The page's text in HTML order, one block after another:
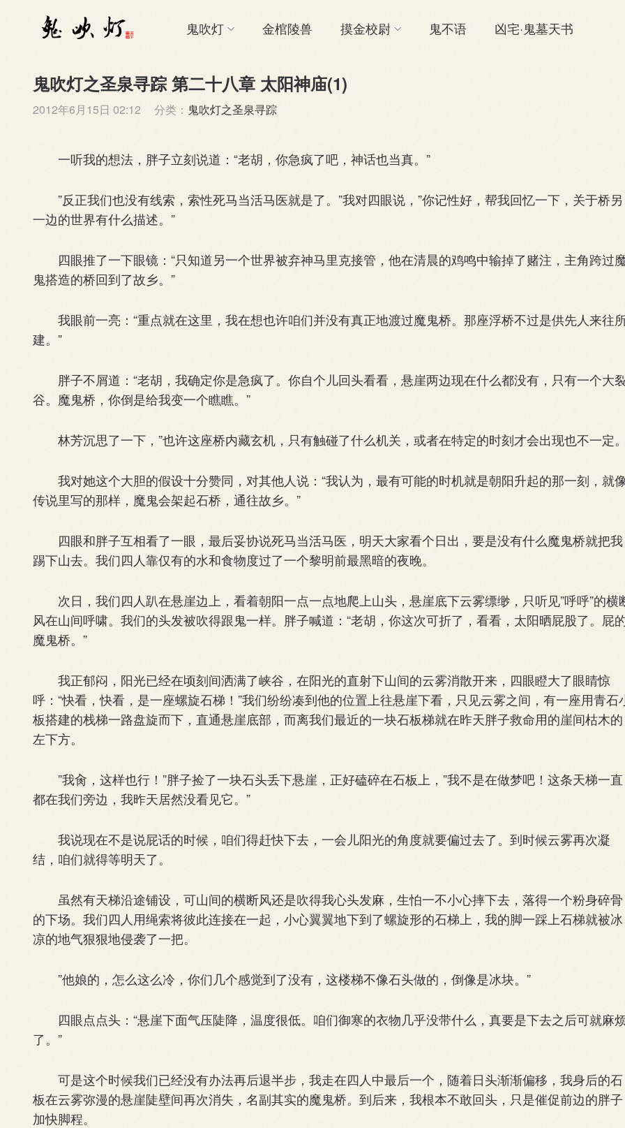
鬼吹灯 金棺陵兽 摸金校尉 鬼不语 凶宅·鬼墓天书
鬼吹灯之圣泉寻踪 第二十八章 太阳神庙(1)
2012年6月15日 02:12 分类： 鬼吹灯之圣泉寻踪
一听我的想法，胖子立刻说道：“老胡，你急疯了吧，神话也当真。”
”反正我们也没有线索，索性死马当活马医就是了。”我对四眼说，”你记性好，帮我回忆一下，关于桥另
一边的世界有什么描述。”
四眼推了一下眼镜：“只知道另一个世界被弃神马里克接管，他在清晨的鸡鸣中输掉了赌注，主角跨过
鬼搭造的桥回到了故乡。”
我眼前一亮：“重点就在这里，我在想也许咱们并没有真正地渡过魔鬼桥。那座浮桥不过是供先人来往
建。”
胖子不屑道：“老胡，我确定你是急疯了。你自个儿回头看看，悬崖两边现在什么都没有，只有一个大
谷。魔鬼桥，你倒是给我变一个瞧瞧。”
林芳沉思了一下，”也许这座桥内藏玄机，只有触碰了什么机关，或者在特定的时刻才会出现也不一定
我对她这个大胆的假设十分赞同，对其他人说：“我认为，最有可能的时机就是朝阳升起的那一刻，就
传说里写的那样，魔鬼会架起石桥，通往故乡。”
四眼和胖子互相看了一眼，最后妥协说死马当活马医，明天大家看个日出，要是没有什么魔鬼桥就把我
踢下山去。我们四人靠仅有的水和食物度过了一个黎明前最黑暗的夜晚。
次日，我们四人趴在悬崖边上，看着朝阳一点一点地爬上山头，悬崖底下云雾缥缈，只听见”呼呼”的横
风在山间呼啸。我们的头发被吹得跟鬼一样。胖子喊道：“老胡，你这次可折了，看看，太阳晒屁股了。屁
魔鬼桥。”
我正郁闷，阳光已经在顷刻间洒满了峡谷，在阳光的直射下山间的云雾消散开来，四眼瞪大了眼睛惊
呼：“快看，快看，是一座螺旋石梯！”我们纷纷凑到他的位置上往悬崖下看，只见云雾之间，有一座用青石
板搭建的栈梯一路盘旋而下，直通悬崖底部，而离我们最近的一块石板梯就在昨天胖子救命用的崖间枯木的
左下方。
”我肏，这样也行！”胖子捡了一块石头丢下悬崖，正好磕碎在石板上，”我不是在做梦吧！这条天梯一直
都在我们旁边，我昨天居然没看见它。”
我说现在不是说屁话的时候，咱们得赶快下去，一会儿阳光的角度就要偏过去了。到时候云雾再次凝
结，咱们就得等明天了。
虽然有天梯沿途铺设，可山间的横断风还是吹得我心头发麻，生怕一不小心摔下去，落得一个粉身碎骨
的下场。我们四人用绳索将彼此连接在一起，小心翼翼地下到了螺旋形的石梯上，我的脚一踩上石梯就被冰
凉的地气狠狠地侵袭了一把。
”他娘的，怎么这么冷，你们几个感觉到了没有，这楼梯不像石头做的，倒像是冰块。”
四眼点点头：“悬崖下面气压陡降，温度很低。咱们御寒的衣物几乎没带什么，真要是下去之后可就麻
了。”
可是这个时候我们已经没有办法再后退半步，我走在四人中最后一个，随着日头渐渐偏移，我身后的石
板在云雾弥漫的悬崖陡壁间再次消失，名副其实的魔鬼桥。到后来，我根本不敢回头，只是催促前边的胖子
加快脚程。